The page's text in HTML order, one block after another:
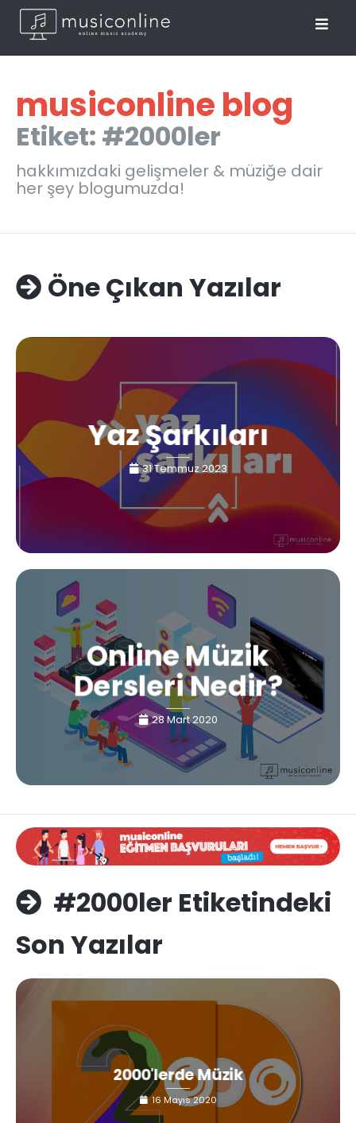
musiconline blog
Etiket: #2000ler
hakkımızdaki gelişmeler & müziğe dair
her şey blogumuzda!
Öne Çıkan Yazılar
Yaz Şarkıları
31 Temmuz 2023
Online Müzik
Dersleri Nedir?
28 Mart 2020
#2000ler Etiketindeki
Son Yazılar
2000'lerde Müzik
16 Mayıs 2020